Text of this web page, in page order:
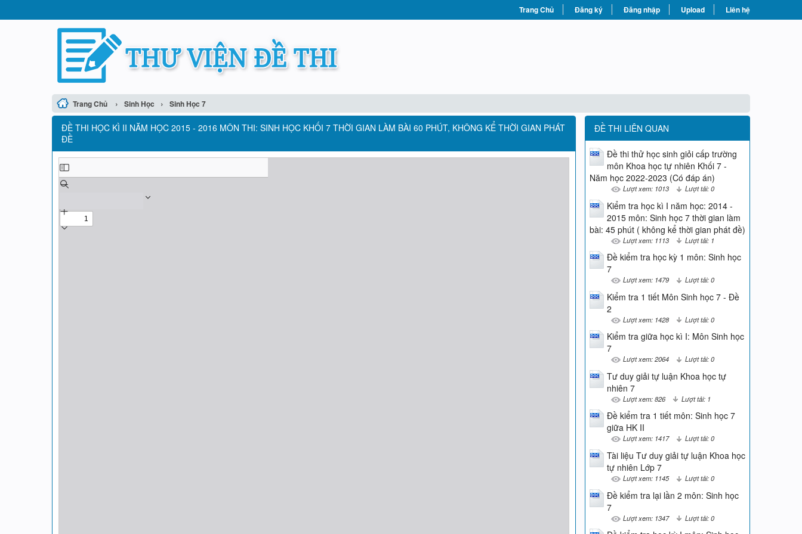
Trang Chủ Đăng ký Đăng nhập Upload Liên hệ
Trang Chủ › Sinh Học › Sinh Học 7
ĐỀ THI HỌC KÌ II NĂM HỌC 2015 - 2016 MÔN THI: SINH HỌC KHỐI 7 THỜI GIAN LÀM BÀI 60 PHÚT, KHÔNG KỂ THỜI GIAN PHÁT
ĐỀ
ĐỀ THI LIÊN QUAN
Đề thi thử học sinh giỏi cấp trường
môn Khoa học tự nhiên Khối 7 -
Năm học 2022-2023 (Có đáp án)
Lượt xem: 1013 Lượt tải: 0
Kiểm tra học kì I năm học: 2014 -
2015 môn: Sinh học 7 thời gian làm
bài: 45 phút ( không kể thời gian phát đề)
Lượt xem: 1113 Lượt tải: 1
Đề kiểm tra học kỳ 1 môn: Sinh học
7
Lượt xem: 1479 Lượt tải: 0
Kiểm tra 1 tiết Môn Sinh học 7 - Đề
2
Lượt xem: 1428 Lượt tải: 0
Kiểm tra giữa học kì I: Môn Sinh học
7
Lượt xem: 2064 Lượt tải: 0
Tư duy giải tự luận Khoa học tự
nhiên 7
Lượt xem: 826 Lượt tải: 1
Đề kiểm tra 1 tiết môn: Sinh học 7
giữa HK II
Lượt xem: 1417 Lượt tải: 0
Tài liệu Tư duy giải tự luận Khoa học
tự nhiên Lớp 7
Lượt xem: 1145 Lượt tải: 0
Đề kiểm tra lại lần 2 môn: Sinh học
7
Lượt xem: 1347 Lượt tải: 0